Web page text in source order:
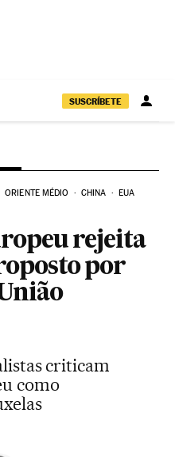
SUSCRÍBETE
ORIENTE MÉDIO CHINA EUA
rejeita
por
criticam
como